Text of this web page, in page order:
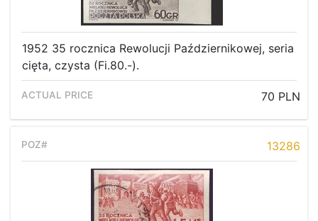
1952 35 rocznica Rewolucji Październikowej, seria
cięta, czysta (Fi.80.-).
70 PLN
13286